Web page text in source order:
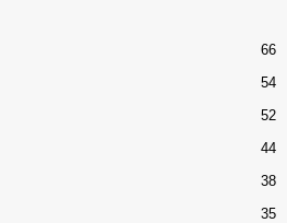
66
54
52
44
38
35